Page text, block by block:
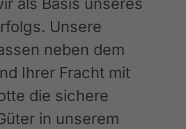
als Basis unseres
Unsere
neben dem
Ihrer Fracht mit
die sichere
in unserem